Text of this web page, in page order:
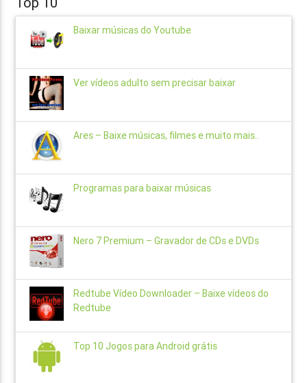
Baixar músicas do Youtube
Ver vídeos adulto sem precisar baixar
Ares – Baixe músicas, filmes e muito mais..
Programas para baixar músicas
Nero 7 Premium – Gravador de CDs e DVDs
Redtube Vídeo Downloader – Baixe vídeos do
Redtube
Top 10 Jogos para Android grátis